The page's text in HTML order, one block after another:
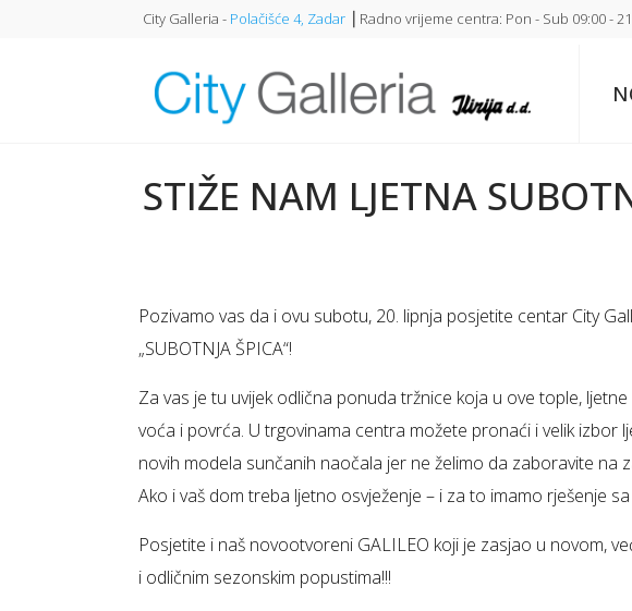
City Galleria - Polačišće 4, Zadar ⎥ Radno vrijeme centra: Pon - Sub 09:00 -
STIŽE NAM LJETNA
Pozivamo vas da i ovu subotu, 20. lipnja posjetite centar City
„SUBOTNJA ŠPICA“!
Za vas je tu uvijek odlična ponuda tržnice koja u ove tople,
voća i povrća. U trgovinama centra možete pronaći i velik izbor
novih modela sunčanih naočala jer ne želimo da zaboravite na
Ako i vaš dom treba ljetno osvježenje – i za to imamo rješenje
Posjetite i naš novootvoreni GALILEO koji je zasjao u novom,
i odličnim sezonskim popustima!!!